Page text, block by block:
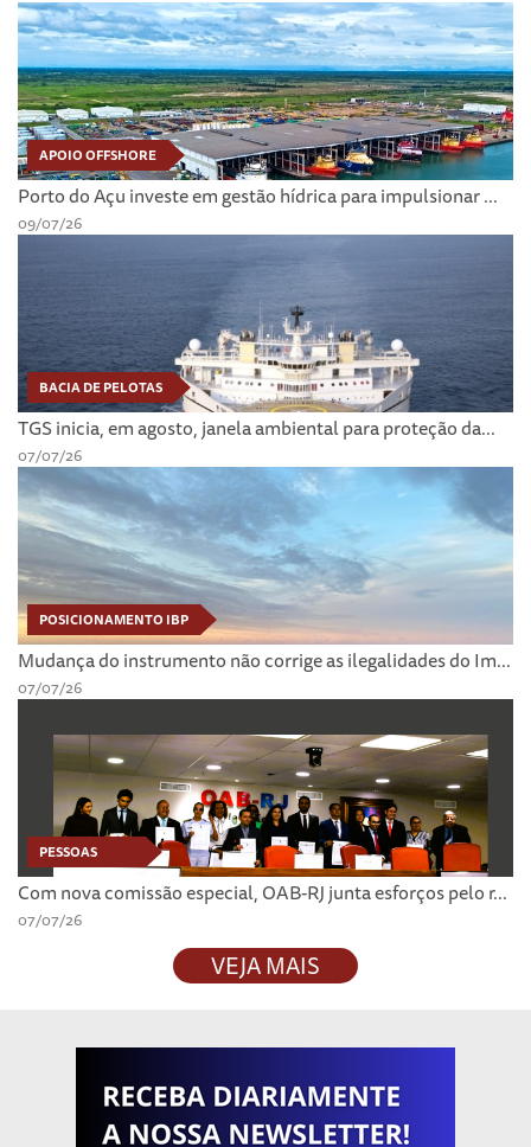
APOIO OFFSHORE
Porto do Açu investe em gestão hídrica para impulsionar ...
09/07/26
BACIA DE PELOTAS
TGS inicia, em agosto, janela ambiental para proteção da...
07/07/26
POSICIONAMENTO IBP
Mudança do instrumento não corrige as ilegalidades do Im...
07/07/26
PESSOAS
Com nova comissão especial, OAB-RJ junta esforços pelo r...
07/07/26
VEJA MAIS